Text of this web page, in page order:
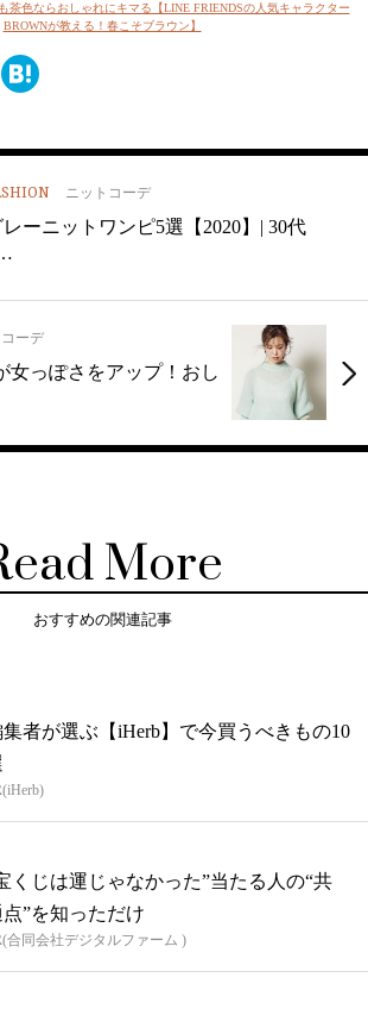
茶色ならおしゃれにキマる【LINE FRIENDSの人気キャラクター
BROWNが教える！春こそブラウン】
Line
ニットコーデ
レーニットワンピ5選【2020】| 30代
ーデ
女っぽさをアップ！おし
More
おすすめの関連記事
者が選ぶ【iHerb】で今買うべきもの10
くじは運じゃなかった”当たる人の“共
”を知っただけ
合同会社デジタルファーム )